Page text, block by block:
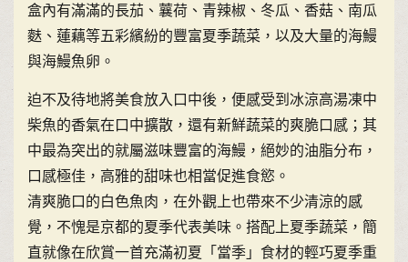
盒內有滿滿的長茄、蘘荷、青辣椒、冬瓜、香菇、南瓜
麩、蓮藕等五彩繽紛的豐富夏季蔬菜，以及大量的海鰻
與海鰻魚卵。
迫不及待地將美食放入口中後，便感受到冰涼高湯凍中
柴魚的香氣在口中擴散，還有新鮮蔬菜的爽脆口感；其
中最為突出的就屬滋味豐富的海鰻，絕妙的油脂分布，
口感極佳，高雅的甜味也相當促進食慾。
清爽脆口的白色魚肉，在外觀上也帶來不少清涼的感
覺，不愧是京都的夏季代表美味。搭配上夏季蔬菜，簡
直就像在欣賞一首充滿初夏「當季」食材的輕巧夏季重